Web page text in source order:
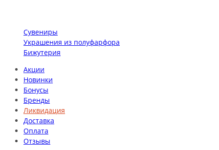
Сувениры
Украшения из полуфарфора
Бижутерия
Акции
Новинки
Бонусы
Бренды
Ликвидация
Доставка
Оплата
Отзывы